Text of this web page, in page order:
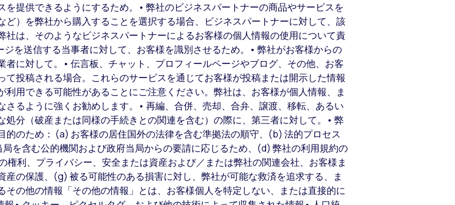
提供できるようにするため。• 弊社のビジネスパートナーの商品やサービスを
）を弊社から購入することを選択する場合、ビジネスパートナーに対して、該
は、そのようなビジネスパートナーによるお客様の個人情報の使用について責
を送信する当事者に対して、お客様を識別させるため。• 弊社がお客様からの
に対して。• 伝言板、チャット、プロフィールページやブログ、その他、お客
投稿される場合。これらのサービスを通じてお客様が投稿または開示した情報
用できる可能性があることにご注意ください。弊社は、お客様が個人情報、ま
るように強くお勧めします。• 再編、合併、売却、合弁、譲渡、移転、あるい
分（破産または同様の手続きとの関連を含む）の際に、第三者に対して。• 弊
のため： (a) お客様の居住国外の法律を含む準拠法の順守、(b) 法的プロセス
を含む公的機関および政府当局からの要請に応じるため、(d) 弊社の利用規約の
利、プライバシー、安全または資産および／または弊社の関連会社、お客様ま
の保護、(g) 被る可能性のある損害に対し、弊社が可能な救済を追求する、ま
の他の情報「その他の情報」とは、お客様個人を特定しない、または直接的に